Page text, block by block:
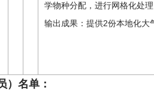
学物种分配，进行网格化处
输出成果：提供2份本地化大
）名单：